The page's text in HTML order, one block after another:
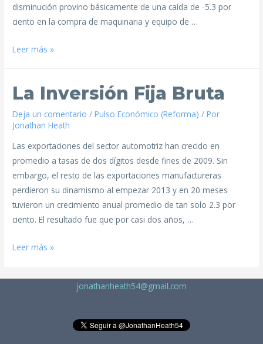
disminución provino básicamente de una caída de -5.3 por
ciento en la compra de maquinaria y equipo de …
Leer más »
La Inversión Fija Bruta
Deja un comentario /Pulso Económico (Reforma) / Por
Jonathan Heath
Las exportaciones del sector automotriz han crecido en
promedio a tasas de dos dígitos desde fines de 2009. Sin
embargo, el resto de las exportaciones manufactureras
perdieron su dinamismo al empezar 2013 y en 20 meses
tuvieron un crecimiento anual promedio de tan solo 2.3 por
ciento. El resultado fue que por casi dos años, …
Leer más »
jonathanheath54@gmail.com